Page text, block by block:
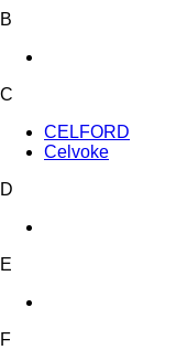
B
C
CELFORD
Celvoke
D
E
F